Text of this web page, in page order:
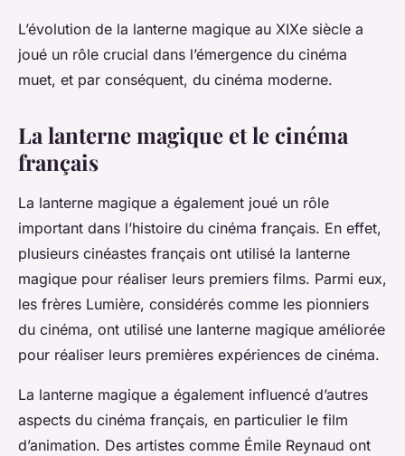
L’évolution de la lanterne magique au XIXe siècle a
joué un rôle crucial dans l’émergence du cinéma
muet, et par conséquent, du cinéma moderne.
La lanterne magique et le cinéma
français
La lanterne magique a également joué un rôle
important dans l’histoire du cinéma français. En effet,
plusieurs cinéastes français ont utilisé la lanterne
magique pour réaliser leurs premiers films. Parmi eux,
les frères Lumière, considérés comme les pionniers
du cinéma, ont utilisé une lanterne magique améliorée
pour réaliser leurs premières expériences de cinéma.
La lanterne magique a également influencé d’autres
aspects du cinéma français, en particulier le film
d’animation. Des artistes comme Émile Reynaud ont